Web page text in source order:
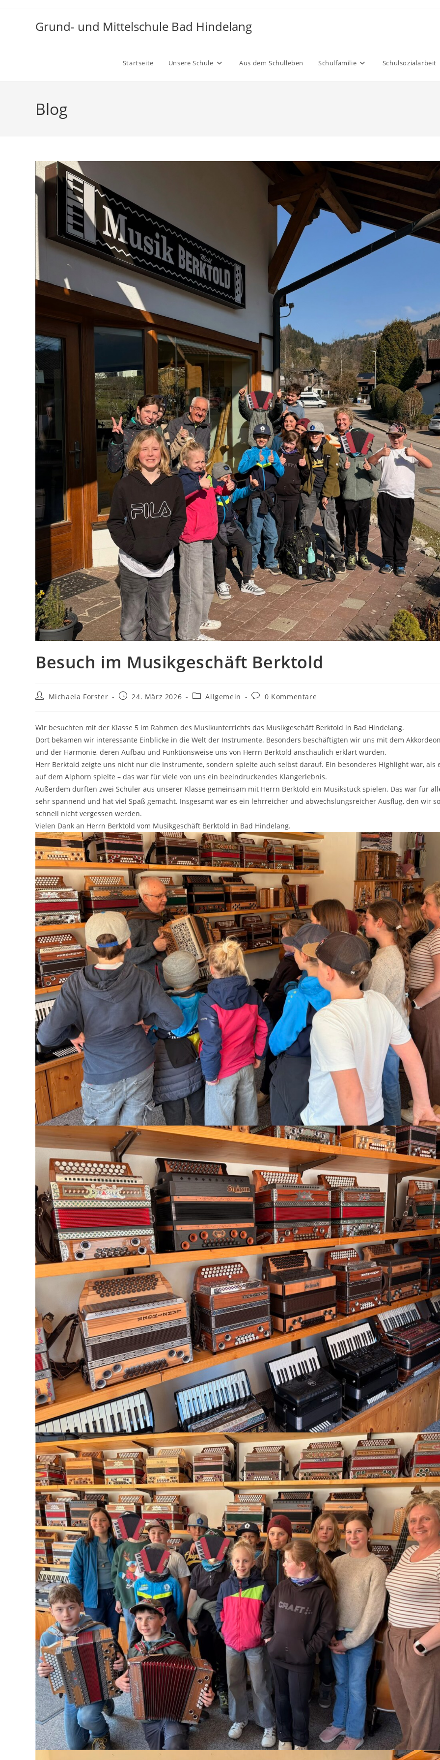
Grund- und Mittelschule Bad Hindelang
Startseite Unsere Schule Aus dem Schulleben Schulfamilie Schulsozialarbeit
Blog
Besuch im Musikgeschäft Berktold
Beitrags-
Michaela Forster
Beitrag24. März 2026
Beitrags-
Allgemein
Beitrags-
0 Kommentare
Wir besuchten mit der Klasse 5 im Rahmen des Musikunterrichts das Musikgeschäft Berktold in Bad Hindelang.
Dort bekamen wir interessante Einblicke in die Welt der Instrumente. Besonders beschäftigten wir uns mit dem Akkordeon
und der Harmonie, deren Aufbau und Funktionsweise uns von Herrn Berktold anschaulich erklärt wurden.
Herr Berktold zeigte uns nicht nur die Instrumente, sondern spielte auch selbst darauf. Ein besonderes Highlight war, als
auf dem Alphorn spielte – das war für viele von uns ein beeindruckendes Klangerlebnis.
Außerdem durften zwei Schüler aus unserer Klasse gemeinsam mit Herrn Berktold ein Musikstück spielen. Das war für
sehr spannend und hat viel Spaß gemacht. Insgesamt war es ein lehrreicher und abwechslungsreicher Ausflug, den wir so
schnell nicht vergessen werden.
Vielen Dank an Herrn Berktold vom Musikgeschäft Berktold in Bad Hindelang.